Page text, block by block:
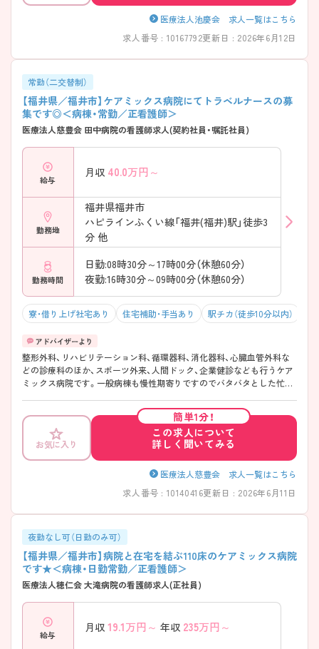
医療法人池慶会 求人一覧はこちら
求人番号 : 10167792更新日 : 2026年6月12日
常勤（二交替制）
【福井県／福井市】ケアミックス病院にてトラベルナースの募
集です◎＜病棟・常勤／正看護師＞
医療法人慈豊会 田中病院の看護師求人(契約社員・嘱託社員)
給与
月収 40.0万円～
勤務地
福井県福井市
ハピラインふくい線「福井(福井)駅」徒歩3
分 他
勤務時間
日勤:08時30分～17時00分（休憩60分）
夜勤:16時30分～09時00分（休憩60分）
寮・借り上げ社宅あり 住宅補助・手当あり 駅チカ（徒歩10分以内）
整形外科、リハビリテーション科、循環器科、消化器科、心臓血管外科な
どの診療科のほか、スポーツ外来、人間ドック、企業健診なども行うケア
ミックス病院です。一般病棟も慢性期寄りですのでバタバタとした忙し
す。また各線福井駅より徒歩4分とアクセスが非常に良く、マイカーでの
通勤も可能なので通勤に負担がかからず通いやすい環境です。 少しでも
気になられる場合はお気軽にご相談ください。面接対策などより詳しい
情報をお伝えいたします！
お気に入り
簡単1分！
この求人について
詳しく聞いてみる
医療法人慈豊会 求人一覧はこちら
求人番号 : 10140416更新日 : 2026年6月11日
夜勤なし可（日勤のみ可）
【福井県／福井市】病院と在宅を結ぶ110床のケアミックス病院
です★＜病棟・日勤常勤／正看護師＞
医療法人穂仁会 大滝病院の看護師求人(正社員)
給与
月収 19.1万円～ 年収 235万円～